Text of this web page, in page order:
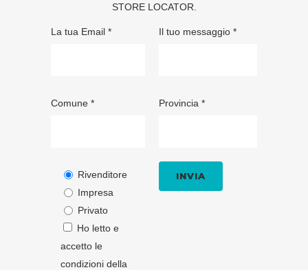
STORE LOCATOR
La tua Email *
Comune *
Rivenditore
Impresa
Privato
Ho letto e
accetto le
condizioni della
Il tuo messaggio *
Provincia *